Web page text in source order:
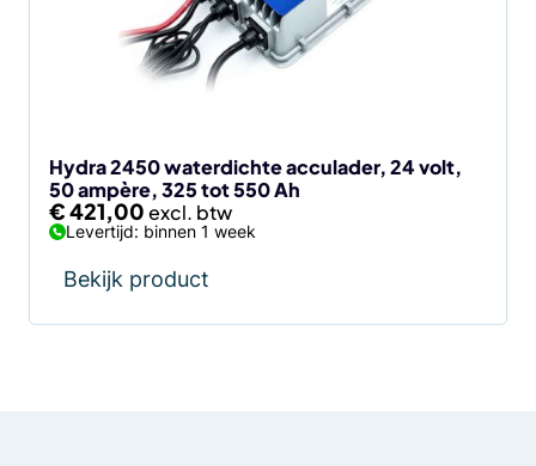
Hydra 2450 waterdichte acculader, 24 volt,
50 ampère, 325 tot 550 Ah
€421,00
Levertijd: binnen 1 week
Bekijk product